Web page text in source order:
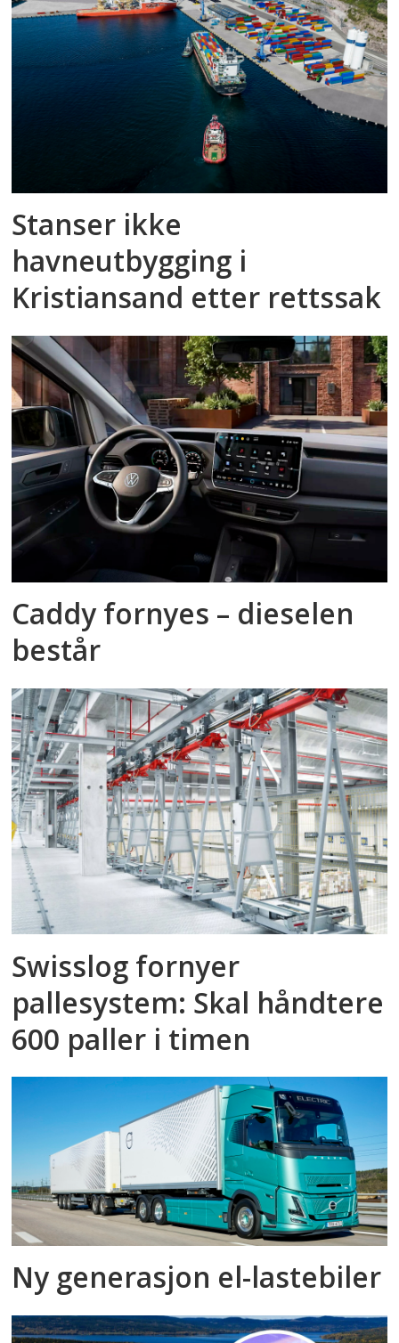
Stanser ikke
havneutbygging i
Kristiansand etter rettssak
Caddy fornyes – dieselen
består
Swisslog fornyer
pallesystem: Skal håndtere
600 paller i timen
Ny generasjon el-lastebiler